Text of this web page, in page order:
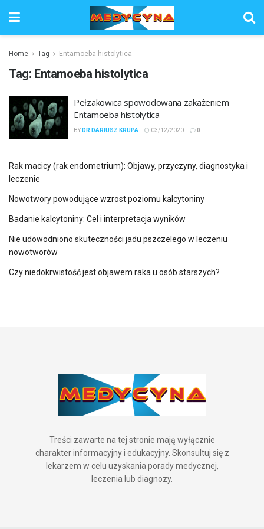
Home Tag Entamoeba histolytica
Tag: Entamoeba histolytica
Pełzakowica spowodowana zakażeniem
Entamoeba histolytica
BY DR DARIUSZ KRUPA 03/12/2020 0
Rak macicy (rak endometrium): Objawy, przyczyny, diagnostyka i
leczenie
Nowotwory powodujące wzrost poziomu kalcytoniny
Badanie kalcytoniny: Cel i interpretacja wyników
Nie udowodniono skuteczności jadu pszczelego w leczeniu
nowotworów
Czy niedokrwistość jest objawem raka u osób starszych?
Treści zawarte na tej stronie mają wyłącznie
charakter informacyjny i edukacyjny. Skonsultuj się z
lekarzem w celu uzyskania porady medycznej,
leczenia lub diagnozy.